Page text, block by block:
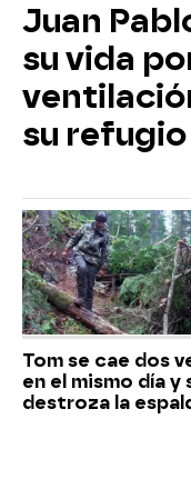
Juan
su vida
su refugio
Tom se cae dos
en el mismo día y
destroza la